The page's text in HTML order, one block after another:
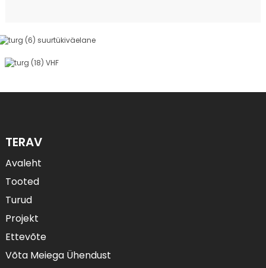
TERAV
Avaleht
Tooted
Turud
Projekt
Ettevõte
Võta Meiega Ühendust